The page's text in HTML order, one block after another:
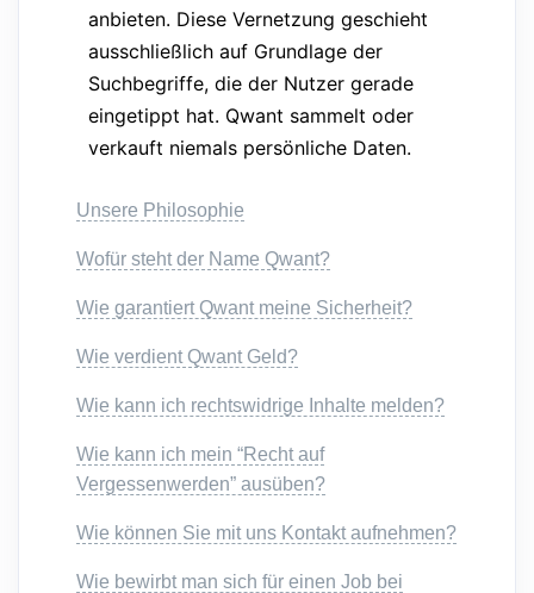
anbieten. Diese Vernetzung geschieht
ausschließlich auf Grundlage der
Suchbegriffe, die der Nutzer gerade
eingetippt hat. Qwant sammelt oder
verkauft niemals persönliche Daten.
Unsere Philosophie
Wofür steht der Name Qwant?
Wie garantiert Qwant meine Sicherheit?
Wie verdient Qwant Geld?
Wie kann ich rechtswidrige Inhalte melden?
Wie kann ich mein “Recht auf
Vergessenwerden” ausüben?
Wie können Sie mit uns Kontakt aufnehmen?
Wie bewirbt man sich für einen Job bei